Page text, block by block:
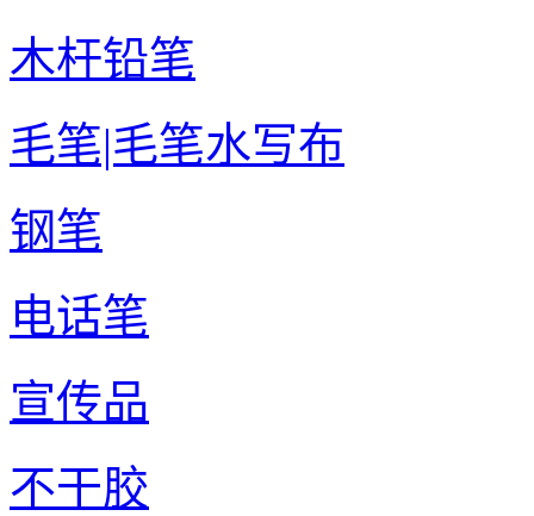
木杆铅笔
毛笔|毛笔水写布
钢笔
电话笔
宣传品
不干胶